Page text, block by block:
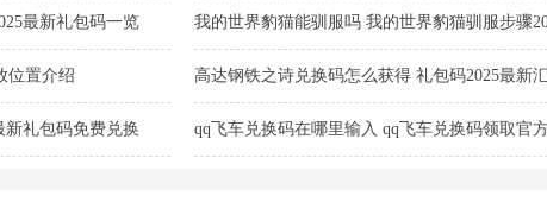
新购买
最新礼包码一览 我的世界豹猫能驯服吗 我的世界豹猫驯服步骤
位置介绍 高达钢铁之诗兑换码怎么获得 礼包码2025最新
礼包码免费兑换 qq飞车兑换码在哪里输入 qq飞车兑换码领取官